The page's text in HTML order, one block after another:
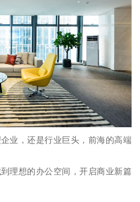
业，还是行业巨头，前海的高端
理想的办公空间，开启商业新篇